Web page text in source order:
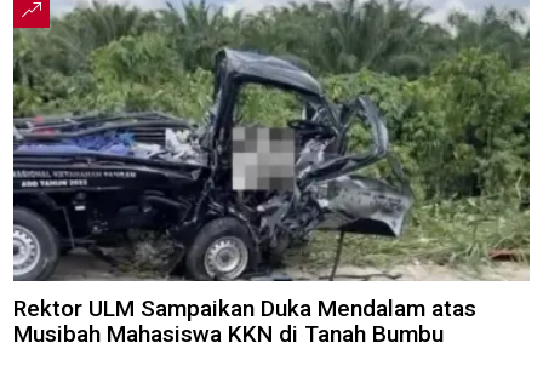
Rektor ULM Sampaikan Duka Mendalam atas
Musibah Mahasiswa KKN di Tanah Bumbu